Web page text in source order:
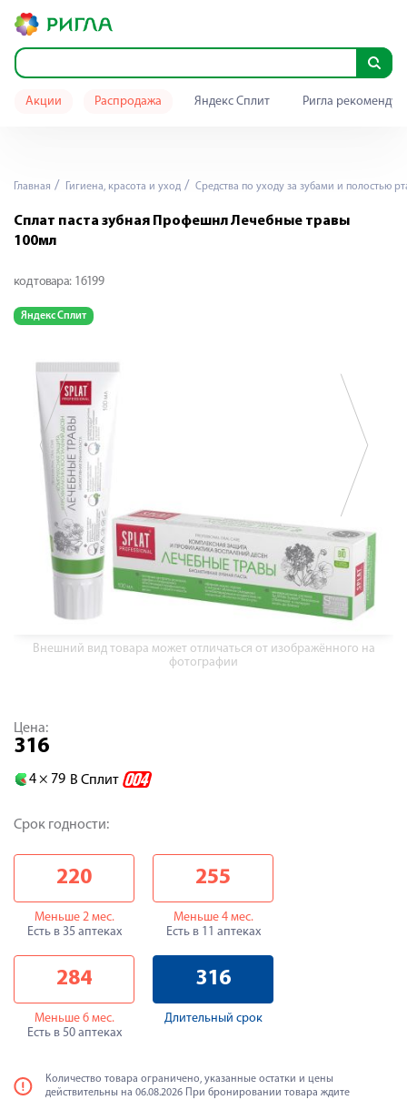
Акции Распродажа Яндекс Сплит Ригла
Главная Гигиена, красота и уход Средства по уходу за зубами и полостью
Сплат паста зубная Профешнл Лечебные травы
100мл
код товара: 16199
Яндекс Сплит
Внешний вид товара может отличаться от изображённого на
фотографии
Цена:
316
4 × 79 В Сплит
Срок годности:
220
Меньше 2 мес.
Есть в 35 аптеках
255
Меньше 4 мес.
Есть в 11 аптеках
284
Меньше 6 мес.
Есть в 50 аптеках
316
Длительный срок
Количество товара ограничено, указанные остатки и цены
действительны на 06.08.2026 При бронировании товара ждите